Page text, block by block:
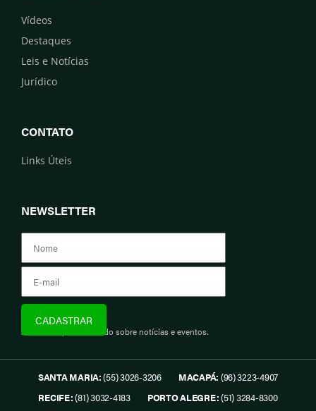
Vídeos
Destaques
Leis e Notícias
Jurídico
CONTATO
Links Úteis
NEWSLETTER
Assine e fique informado sobre notícias e eventos.
SANTA MARIA:(55) 3026-3206 MACAPÁ: (96) 3223-4907
RECIFE:(81) 3032-4183 PORTO ALEGRE:(51) 3284-8300